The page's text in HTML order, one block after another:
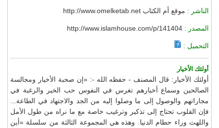
الناشر : موقع أم الكتاب http://www.omelketab.net
المصدر : http://www.islamhouse.com/p/141404
التحميل :
أولئك الأخيار
أولئك الأخيار: قال المصنف - حفظه الله -: «إن صحبة الأخيار ومجالسة
الصالحين وسماع أخبارهم تغرس في النفوس حب الخير والرغبة في
مجاراتهم والوصول إلى ما وصلوا إليه من الجد والاجتهاد في الطاعة...
فإن القلوب تحتاج إلى تذكير وترغيب خاصة مع ما نراه من طول الأمل
واللهث وراء حطام الدنيا. وهذه هي المجموعة الثالثة من سلسلة «أين